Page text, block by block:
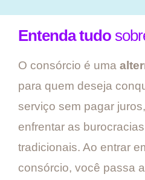
Entenda tudo
O consórcio é uma
para quem deseja
serviço sem pagar
enfrentar as
tradicionais. Ao entrar
consórcio, você passa